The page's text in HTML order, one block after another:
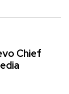
Chief